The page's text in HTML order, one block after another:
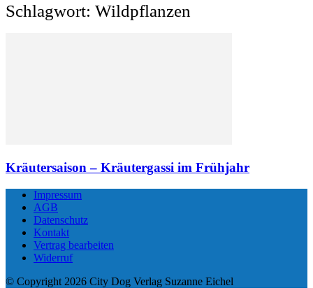
Schlagwort: Wildpflanzen
Kräutersaison – Kräutergassi im Frühjahr
Impressum
AGB
Datenschutz
Kontakt
Vertrag bearbeiten
Widerruf
© Copyright 2026 City Dog Verlag Suzanne Eichel